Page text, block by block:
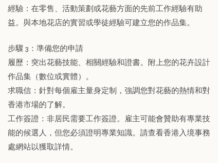
經驗：在零售、活動策劃或花藝方面的先前工作經驗有助
益。與本地花店的實習或學徒經驗可建立您的作品集。
步驟 3：準備您的申請
履歷：突出花藝技能、相關經驗和證書。附上您的花卉設計
作品集（數位或實體）。
求職信：針對每個雇主量身定制，強調您對花藝的熱情和對
香港市場的了解。
工作簽證：非居民需要工作簽證。雇主可能會贊助有專業技
能的候選人，但您必須證明專業知識。請查看香港入境事務
處網站以獲取詳情。